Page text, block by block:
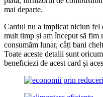
mai departe.
Cardul nu a implicat niciun fel
mult timp și am început să fim
consumăm lunar, câți bani
Toate aceste detalii sunt
beneficiezi de acest card și